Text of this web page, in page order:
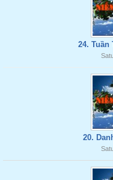
24. Tuần
20.